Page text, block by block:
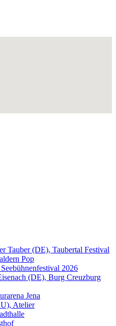
Tauber (DE), Taubertal Festival
Pop
2026
(DE), Burg Creuzburg
Jena
Atelier